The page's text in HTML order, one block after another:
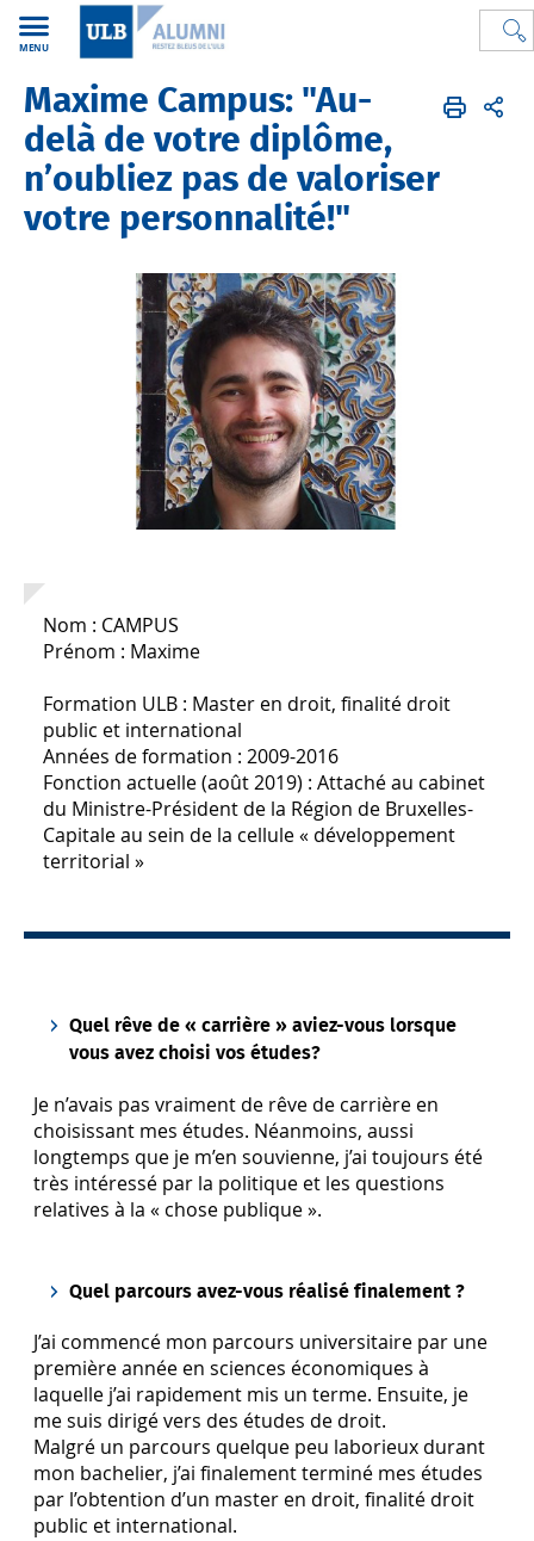
MENU
Alumni de l'ULB FR Alumni
Instantanés
Faculté de Droit et de Criminologie
Maxime Campus: "Au-
delà de votre diplôme,
n’oubliez pas de valoriser
votre personnalité!"
Nom : CAMPUS
Prénom : Maxime
Formation ULB : Master en droit, finalité droit
public et international
Années de formation : 2009-2016
Fonction actuelle (août 2019) : Attaché au cabinet
du Ministre-Président de la Région de Bruxelles-
Capitale au sein de la cellule « développement
territorial »
Quel rêve de « carrière » aviez-vous lorsque
vous avez choisi vos études?
Je n’avais pas vraiment de rêve de carrière en
choisissant mes études. Néanmoins, aussi
longtemps que je m’en souvienne, j’ai toujours été
très intéressé par la politique et les questions
relatives à la « chose publique ».
Quel parcours avez-vous réalisé finalement ?
J’ai commencé mon parcours universitaire par une
première année en sciences économiques à
laquelle j’ai rapidement mis un terme. Ensuite, je
me suis dirigé vers des études de droit.
Malgré un parcours quelque peu laborieux durant
mon bachelier, j’ai finalement terminé mes études
par l’obtention d’un master en droit, finalité droit
public et international.